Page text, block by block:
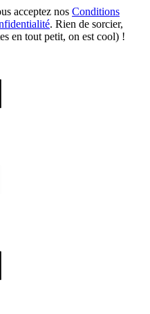
acceptez nos Conditions
. Rien de sorcier,
en tout petit, on est cool) !